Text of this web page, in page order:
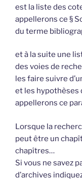
est la liste des
appellerons ce §
du terme
et à la suite une
des voies de
les faire suivre
et les hypothèses
appellerons ce
Lorsque la
peut être un
chapîtres…
Si vous ne savez
d’archives